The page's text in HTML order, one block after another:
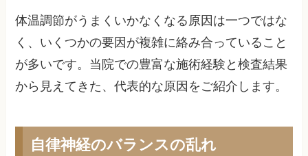
体温調節がうまくいかなくなる原因は一つではな
く、いくつかの要因が複雑に絡み合っていること
が多いです。当院での豊富な施術経験と検査結果
から見えてきた、代表的な原因をご紹介します。
自律神経のバランスの乱れ